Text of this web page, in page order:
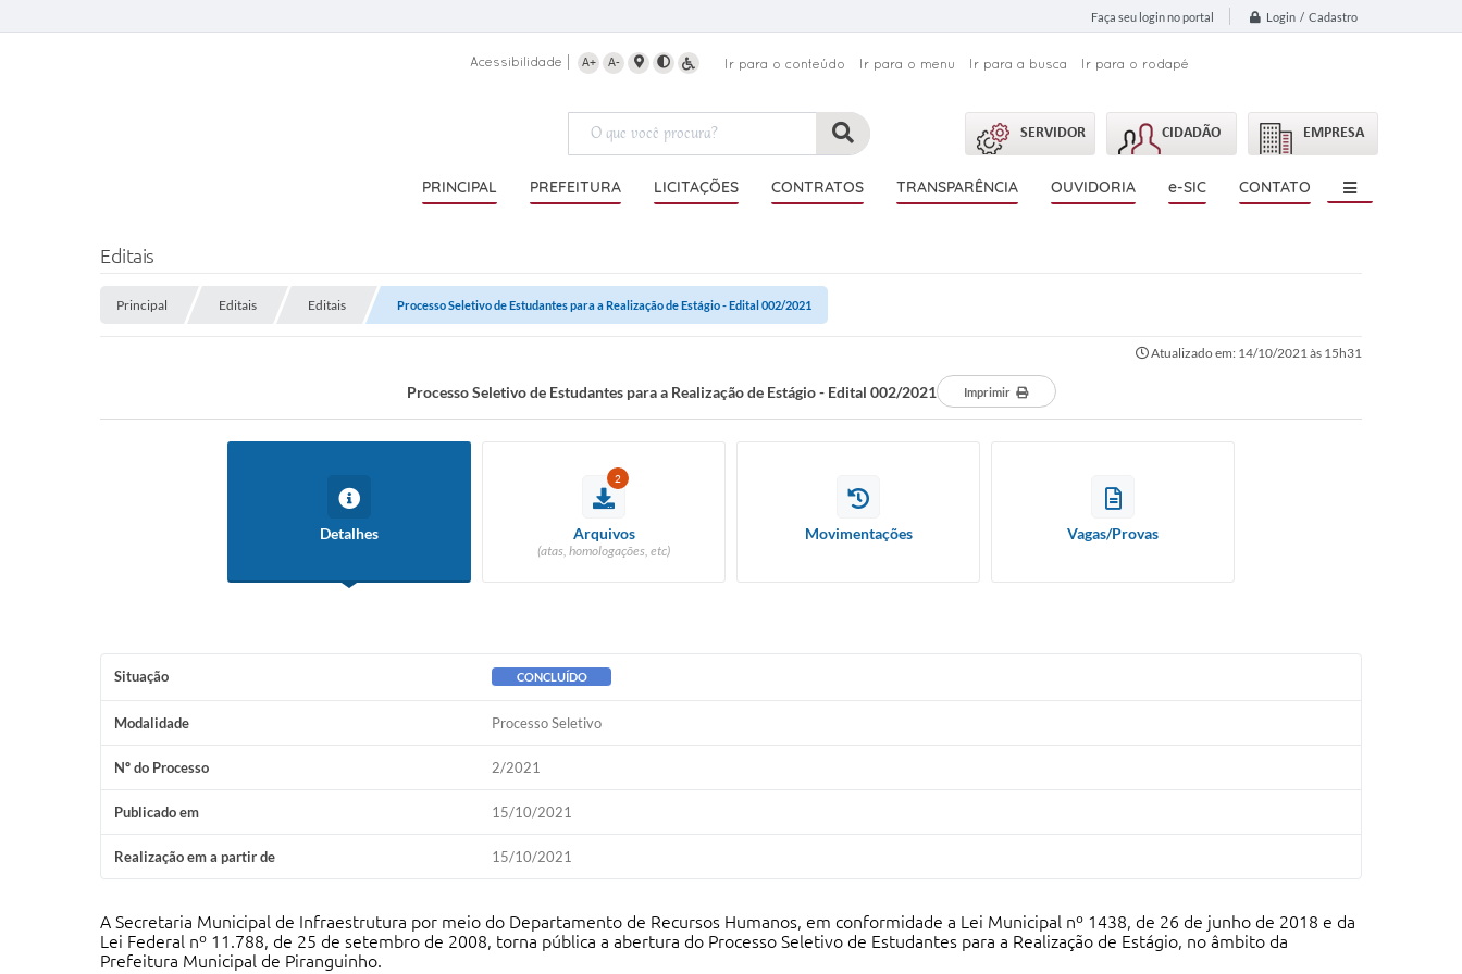
Faça seu login no portal Login / Cadastro
Acessibilidade A+ A- Ir para o conteúdo Ir para o menu Ir para a busca Ir para o rodapé
SERVIDOR CIDADÃO EMPRESA
PRINCIPAL PREFEITURA LICITAÇÕES CONTRATOS TRANSPARÊNCIA OUVIDORIA e-SIC CONTATO
Editais
Principal Editais Editais Processo Seletivo de Estudantes para a Realização de Estágio - Edital 002/2021
Atualizado em: 14/10/2021 às 15h31
Processo Seletivo de Estudantes para a Realização de Estágio - Edital 002/2021 Imprimir
Detalhes
2
Arquivos
(atas, homologações, etc)
Movimentações Vagas/Provas
Situação CONCLUÍDO
Modalidade Processo Seletivo
Nº do Processo 2/2021
Publicado em 15/10/2021
Realização em a partir de 15/10/2021
A Secretaria Municipal de Infraestrutura por meio do Departamento de Recursos Humanos, em conformidade a Lei Municipal nº 1438, de 26 de junho de 2018 e da
Lei Federal nº 11.788, de 25 de setembro de 2008, torna pública a abertura do Processo Seletivo de Estudantes para a Realização de Estágio, no âmbito da
Prefeitura Municipal de Piranguinho.